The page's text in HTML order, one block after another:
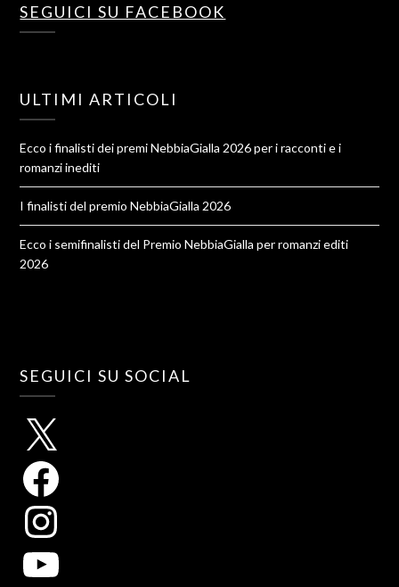
SEGUICI SU FACEBOOK
ULTIMI ARTICOLI
Ecco i finalisti dei premi NebbiaGialla 2026 per i racconti e i
romanzi inediti
I finalisti del premio NebbiaGialla 2026
Ecco i semifinalisti del Premio NebbiaGialla per romanzi editi
2026
SEGUICI SU SOCIAL